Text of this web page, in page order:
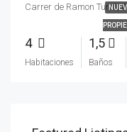
Carrer de Ramon Turró,
4
Habitaciones
1,5
Baños